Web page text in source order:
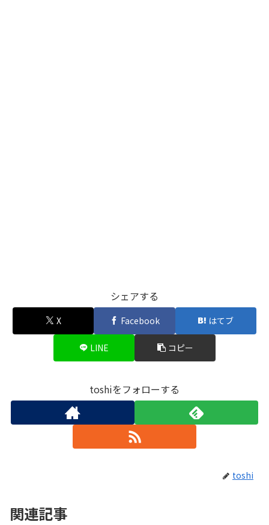
シェアする
X Facebook はてブ
LINE コピー
toshiをフォローする
toshi
関連記事